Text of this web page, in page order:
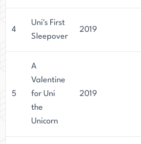
4
Uni's First
Sleepover
2019
5
A
Valentine
for Uni
the
Unicorn
2019